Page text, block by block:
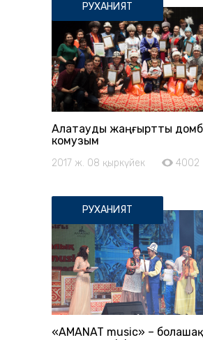
РУХАНИЯТ
Алатауды жаңғыртты
комузым
2017 ж. 08 қыркүйек 4002
РУХАНИЯТ
«AMANAT musiс» –